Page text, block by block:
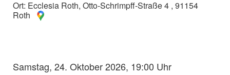
Ort: Ecclesia Roth, Otto-Schrimpff-Straße 4 , 91154
Roth
Samstag, 24. Oktober 2026, 19:00 Uhr